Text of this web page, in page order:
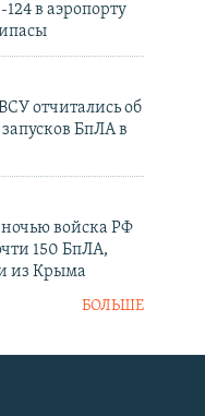
в аэропорту
отчитались об
БпЛА в
войска РФ
150 БпЛА,
из Крыма
БОЛЬШЕ